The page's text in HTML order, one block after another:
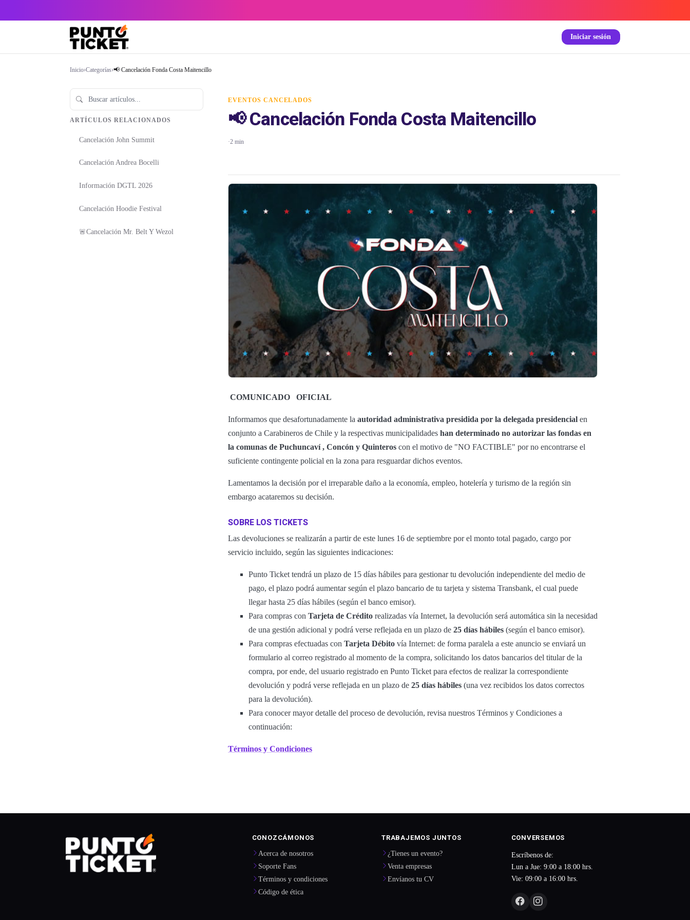
Iniciar sesión
Inicio›Categorías›📢 Cancelación Fonda Costa Maitencillo
ARTÍCULOS RELACIONADOS
Cancelación John Summit
Cancelación Andrea Bocelli
Información DGTL 2026
Cancelación Hoodie Festival
🚨Cancelación Mr. Belt Y Wezol
EVENTOS CANCELADOS
📢 Cancelación Fonda Costa Maitencillo
·2 min
COMUNICADO OFICIAL
Informamos que desafortunadamente la autoridad administrativa presidida por la delegada presidencial en
conjunto a Carabineros de Chile y la respectivas municipalidades han determinado no autorizar las fondas en
la comunas de Puchuncaví , Concón y Quinteros con el motivo de "NO FACTIBLE" por no encontrarse el
suficiente contingente policial en la zona para resguardar dichos eventos.
Lamentamos la decisión por el irreparable daño a la economía, empleo, hotelería y turismo de la región sin
embargo acataremos su decisión.
SOBRE LOS TICKETS
Las devoluciones se realizarán a partir de este lunes 16 de septiembre por el monto total pagado, cargo por
servicio incluido, según las siguientes indicaciones:
Punto Ticket tendrá un plazo de 15 días hábiles para gestionar tu devolución independiente del medio de
pago, el plazo podrá aumentar según el plazo bancario de tu tarjeta y sistema Transbank, el cual puede
llegar hasta 25 días hábiles (según el banco emisor).
Para compras con Tarjeta de Crédito realizadas vía Internet, la devolución será automática sin la necesidad
de una gestión adicional y podrá verse reflejada en un plazo de 25 días hábiles (según el banco emisor).
Para compras efectuadas con Tarjeta Débito vía Internet: de forma paralela a este anuncio se enviará un
formulario al correo registrado al momento de la compra, solicitando los datos bancarios del titular de la
compra, por ende, del usuario registrado en Punto Ticket para efectos de realizar la correspondiente
devolución y podrá verse reflejada en un plazo de 25 días hábiles (una vez recibidos los datos correctos
para la devolución).
Para conocer mayor detalle del proceso de devolución, revisa nuestros Términos y Condiciones a
continuación:
Términos y Condiciones
CONOZCÁMONOS
Acerca de nosotros
Soporte Fans
Términos y condiciones
Código de ética
TRABAJEMOS JUNTOS
¿Tienes un evento?
Venta empresas
Envíanos tu CV
CONVERSEMOS
Escríbenos de:
Lun a Jue: 9:00 a 18:00 hrs.
Vie: 09:00 a 16:00 hrs.